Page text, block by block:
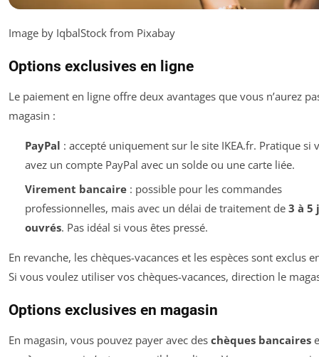
Image by IqbalStock from Pixabay
Options exclusives en ligne
Le paiement en ligne offre deux avantages que vous n’aurez
magasin :
PayPal : accepté uniquement sur le site IKEA.fr. Pratique si
avez un compte PayPal avec un solde ou une carte liée.
Virement bancaire: possible pour les commandes
professionnelles, mais avec un délai de traitement de 3 à 5
ouvrés. Pas idéal si vous êtes pressé.
En revanche, les chèques-vacances et les espèces sont exclus
Si vous voulez utiliser vos chèques-vacances, direction le
Options exclusives en magasin
En magasin, vous pouvez payer avec des chèques bancaires